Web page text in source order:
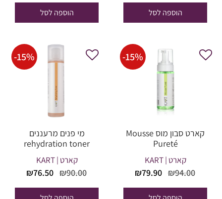
היה:
₪258.00.
הוספה לסל
היה:
₪238.00.
הוספה לסל
-15%
קארט סבון מוס Mousse
Pureté
קארט | KART
₪94.00
המחיר
היה:
₪79.90
-15%
מי פנים מרעננים
rehydration toner
קארט | KART
₪90.00
המחיר
היה:
₪76.50